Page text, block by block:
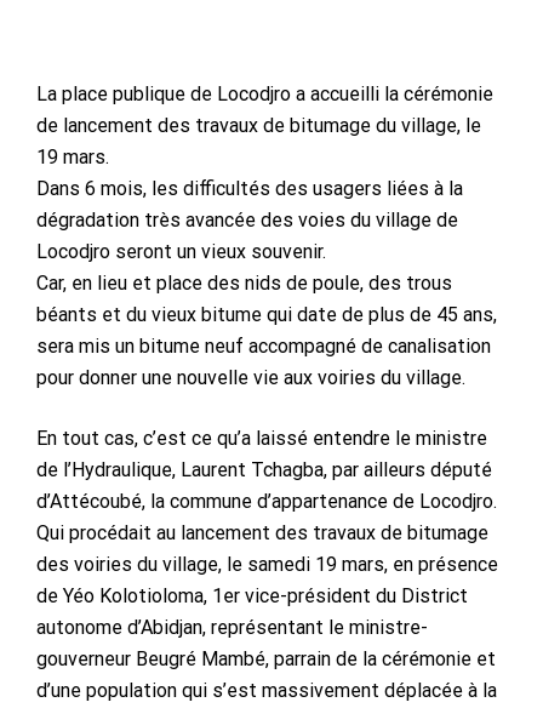
La place publique de Locodjro a accueilli la cérémonie
de lancement des travaux de bitumage du village, le
19 mars.
Dans 6 mois, les difficultés des usagers liées à la
dégradation très avancée des voies du village de
Locodjro seront un vieux souvenir.
Car, en lieu et place des nids de poule, des trous
béants et du vieux bitume qui date de plus de 45 ans,
sera mis un bitume neuf accompagné de canalisation
pour donner une nouvelle vie aux voiries du village.
En tout cas, c’est ce qu’a laissé entendre le ministre
de l’Hydraulique, Laurent Tchagba, par ailleurs député
d’Attécoubé, la commune d’appartenance de Locodjro.
Qui procédait au lancement des travaux de bitumage
des voiries du village, le samedi 19 mars, en présence
de Yéo Kolotioloma, 1er vice-président du District
autonome d’Abidjan, représentant le ministre-
gouverneur Beugré Mambé, parrain de la cérémonie et
d’une population qui s’est massivement déplacée à la